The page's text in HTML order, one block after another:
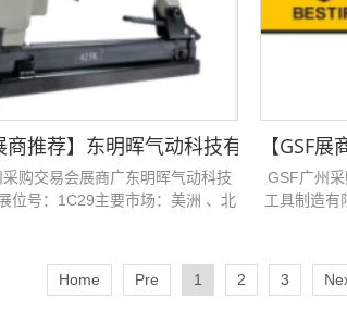
参加GSF广州采购交易会！
商推荐】​​东明晖气动科技有限公司邀
购交易会展商广东明晖气动科技
位号：1C29主要市场：美洲 、北
【GSF
GSF广州
工具制造有
Home
Pre 1 2 3